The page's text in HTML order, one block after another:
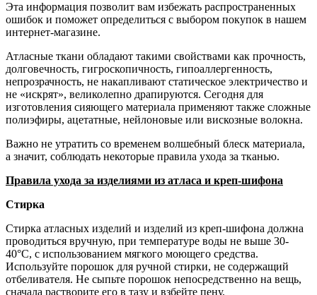
Эта информация позволит вам избежать распространенных
ошибок и поможет определиться с выбором покупок в нашем
интернет-магазине.
Атласные ткани обладают такими свойствами как прочность,
долговечность, гигроскопичность, гипоаллергенность,
непрозрачность, не накапливают статическое электричество и
не «искрят», великолепно драпируются. Сегодня для
изготовления сияющего материала применяют также сложные
полиэфиры, ацетатные, нейлоновые или вискозные волокна.
Важно не утратить со временем волшебный блеск материала,
а значит, соблюдать некоторые правила ухода за тканью.
Правила ухода за изделиями из атласа и креп-шифона
Стирка
Стирка атласных изделий и изделий из креп-шифона должна
проводиться вручную, при температуре воды не выше 30-
40°С, с использованием мягкого моющего средства.
Используйте порошок для ручной стирки, не содержащий
отбеливателя. Не сыпьте порошок непосредственно на вещь,
сначала растворите его в тазу и взбейте пену.